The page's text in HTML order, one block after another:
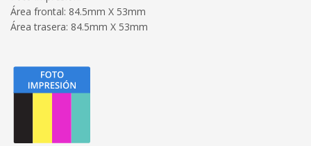
Área frontal: 84.5mm X 53mm
Área trasera: 84.5mm X 53mm